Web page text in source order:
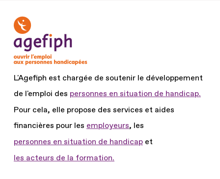
L'Agefiph est chargée de soutenir le développement
de l'emploi des personnes en situation de handicap.
Pour cela, elle propose des services et aides
financières pour les employeurs, les
personnes en situation de handicap et
les acteurs de la formation.